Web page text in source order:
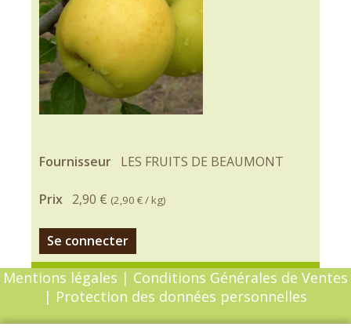
Fournisseur LES FRUITS DE BEAUMONT
Prix 2,90 € (2,90 €/ kg)
Se connecter
Mentions légales | Conditions Générales de Ventes
| Protection des données personnelles